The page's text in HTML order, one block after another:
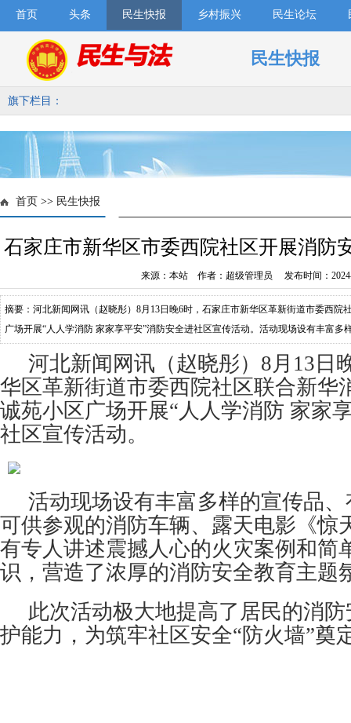
首页 头条 民生快报 乡村振兴 民生论坛
民生快报
旗下栏目：
首页 >> 民生快报
石家庄市新华区市委西院社区开展消防
来源：本站 作者：超级管理员 发布时间：
摘要：河北新闻网讯（赵晓彤）8月13日晚6时，石家庄市新华区革新街道市委西院
广场开展“人人学消防 家家享平安”消防安全进社区宣传活动。活动现场设有丰富多
河北新闻网讯（赵晓彤）8月13日
华区革新街道市委西院社区联合新华
诚苑小区广场开展“人人学消防 家家
社区宣传活动。
活动现场设有丰富多样的宣传品
可供参观的消防车辆、露天电影《惊
有专人讲述震撼人心的火灾案例和简
识，营造了浓厚的消防安全教育主题
此次活动极大地提高了居民的消
护能力，为筑牢社区安全“防火墙”奠